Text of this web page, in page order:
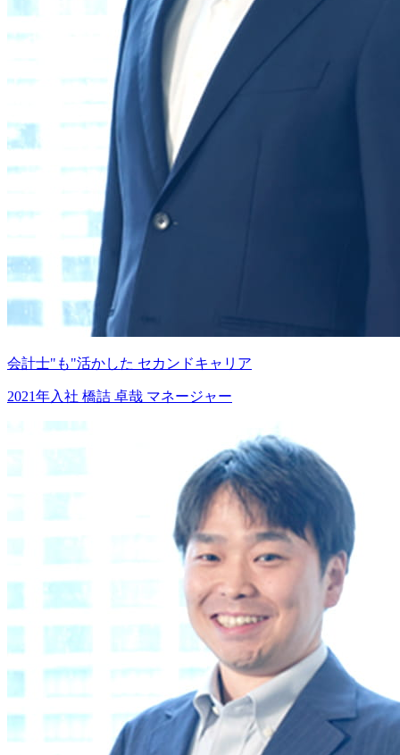
会計士"も"活かした セカンドキャリア
2021年入社 橋詰 卓哉 マネージャー